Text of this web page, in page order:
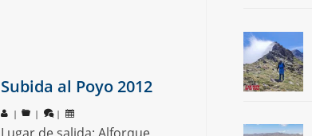
Subida al Poyo 2012
| | |